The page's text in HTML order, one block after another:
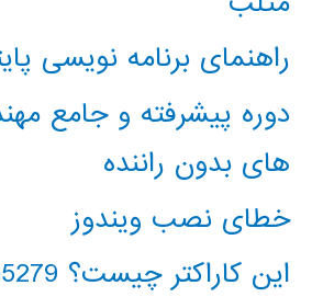
راهنمای برنامه نویسی
دوره پیشرفته و جامع
های بدون راننده
خطای نصب ویندوز
این کاراکتر چیست؟ 65279